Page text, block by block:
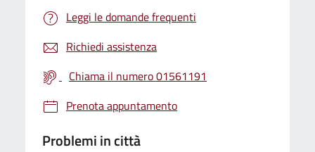
Leggi le domande frequenti
Richiedi assistenza
Chiama il numero 01561191
Prenota appuntamento
Problemi in città